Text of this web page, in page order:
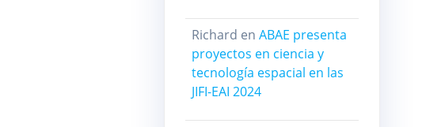
Richard en ABAE presenta
proyectos en ciencia y
tecnología espacial en las
JIFI-EAI 2024